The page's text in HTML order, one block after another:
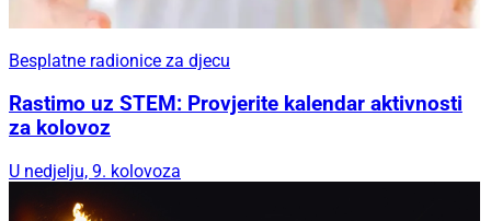
Besplatne radionice za djecu
Rastimo uz STEM: Provjerite kalendar aktivnosti
za kolovoz
U nedjelju, 9. kolovoza